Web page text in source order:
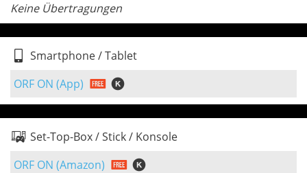
Keine Übertragungen
Smartphone / Tablet
ORF ON (App)
Set-Top-Box / Stick / Konsole
ORF ON (Amazon)